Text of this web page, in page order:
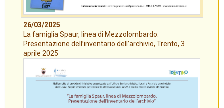
26/03/2025
La famiglia Spaur, linea di Mezzolombardo.
Presentazione dell’inventario dell’archivio, Trento, 3
aprile 2025